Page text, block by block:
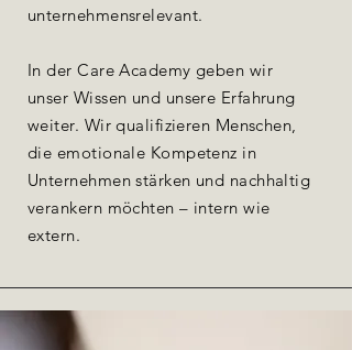
unternehmensrelevant.
In der Care Academy geben wir
unser Wissen und unsere Erfahrung
weiter. Wir qualifizieren Menschen,
die emotionale Kompetenz in
Unternehmen stärken und nachhaltig
verankern möchten – intern wie
extern.